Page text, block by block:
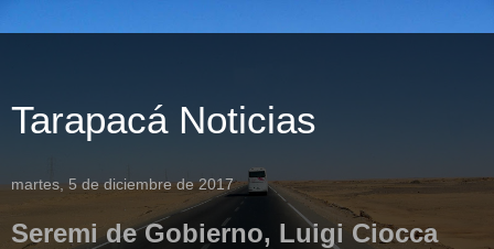
Tarapacá Noticias
martes, 5 de diciembre de 2017
Seremi de Gobierno, Luigi Ciocca